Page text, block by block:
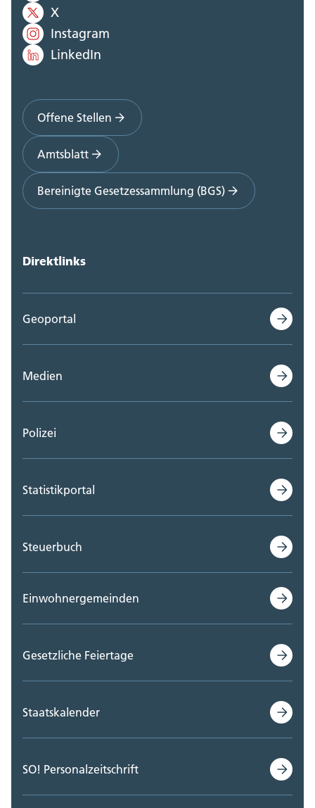
X
Instagram
LinkedIn
Offene Stellen
Amtsblatt
Bereinigte Gesetzessammlung (BGS)
Direktlinks
Geoportal
Medien
Polizei
Statistikportal
Steuerbuch
Einwohnergemeinden
Gesetzliche Feiertage
Staatskalender
SO! Personalzeitschrift